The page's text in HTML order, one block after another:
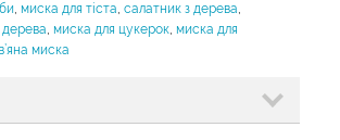
, миска для тіста, салатник з дерева,
, миска для цукерок, миска для
миска